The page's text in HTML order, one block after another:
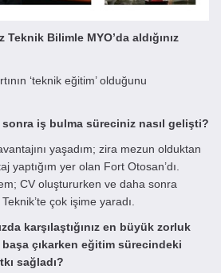
Bilimle MYO’da aldığınız
‘teknik eğitim’ olduğunu
iş bulma süreciniz nasıl gelişti?
yaşadım; zira mezun olduktan
yaptığım yer olan Fort Otosan’dı.
CV oluştururken ve daha sonra
çok işime yaradı.
karşılaştığınız en büyük zorluk
çıkarken eğitim sürecindeki
sağladı?